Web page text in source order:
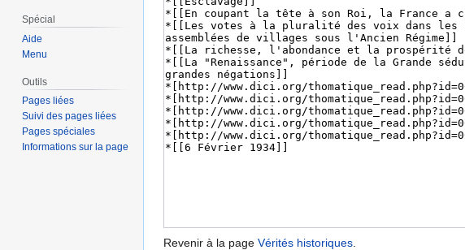
Revenir à la page Vérités historiques.
Spécial
Aide
Menu
Outils
Pages liées
Suivi des pages liées
Pages spéciales
Informations sur la page